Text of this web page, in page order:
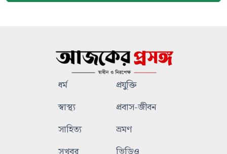
ধর্ম
প্রযুক্তি
স্বাস্থ্য
প্রবাস-জীবন
সাহিত্য
ভ্রমণ